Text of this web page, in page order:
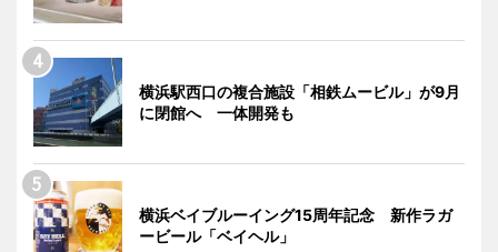
横浜駅西口の複合施設「相鉄ムービル」が9月
に閉館へ 一体開発も
横浜ベイブルーイング15周年記念 新作ラガ
ービール「ベイヘル」